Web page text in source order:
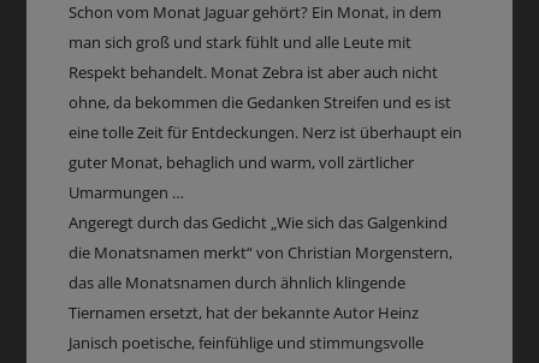
Schon vom Monat Jaguar gehört? Ein Monat, in dem
man sich groß und stark fühlt und alle Leute mit
Respekt behandelt. Monat Zebra ist aber auch nicht
ohne, da bekommen die Gedanken Streifen und es ist
eine tolle Zeit für Entdeckungen. Nerz ist überhaupt ein
guter Monat, behaglich und warm, voll zärtlicher
Umarmungen …
Angeregt durch das Gedicht „Wie sich das Galgenkind
die Monatsnamen merkt“ von Christian Morgenstern,
das alle Monatsnamen durch ähnlich klingende
Tiernamen ersetzt, hat der bekannte Autor Heinz
Janisch poetische, feinfühlige und stimmungsvolle